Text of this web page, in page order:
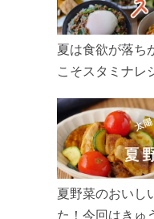
ぜひお楽しみく
夏は食欲が落ち
こそスタミナレ
リ食べて、夏
う！
夏野菜のおいし
た！今回はきゅ